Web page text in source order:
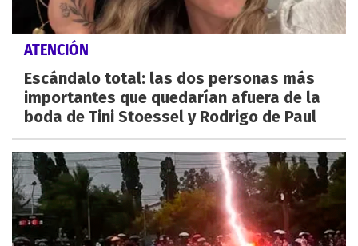
ATENCIÓN
Escándalo total: las dos personas más
importantes que quedarían afuera de la
boda de Tini Stoessel y Rodrigo de Paul